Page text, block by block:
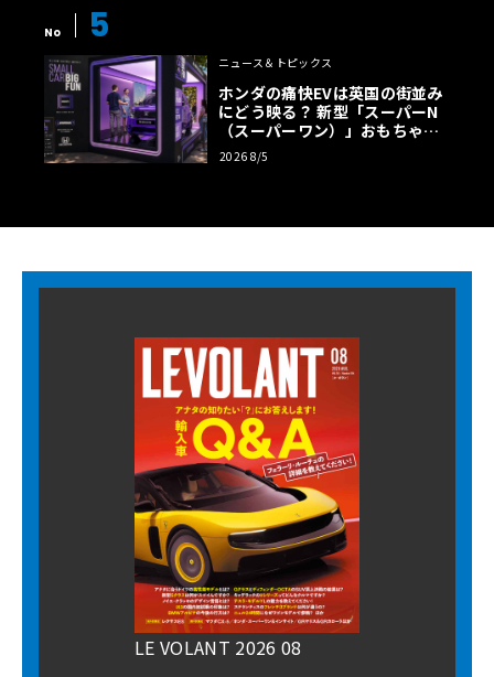
No 5
ニュース＆トピックス
ホンダの痛快EVは英国の街並み
にどう映る？ 新型「スーパーN
（スーパーワン）」おもちゃ箱
ツアーの全貌
2026 8/5
LE VOLANT 2026 08